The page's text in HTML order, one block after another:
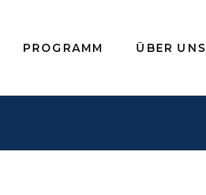
PROGRAMM ÜBER UNS